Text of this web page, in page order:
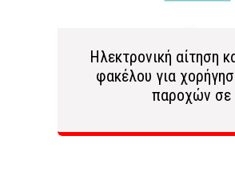
Ηλεκτρονική αίτηση
φακέλου για
παροχών σε